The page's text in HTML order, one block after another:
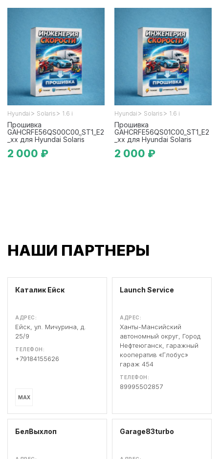
Hyundai > Solaris > 1.6 i
Прошивка
GAHCRFE56QS00C00_ST1_E2
_xx для Hyundai Solaris
2 000 ₽
Hyundai > Solaris > 1.6 i
Прошивка
GAHCRFE56QS01C00_ST1_E2
_xx для Hyundai Solaris
2 000 ₽
НАШИ ПАРТНЕРЫ
Каталик Ейск
АДРЕС:
Ейск, ул. Мичурина, д.
25/9
ТЕЛЕФОН:
+79184155626
MAX
Launch Service
АДРЕС:
Ханты-Мансийский
автономный округ, Город
Нефтеюганск, гаражный
кооператив «Глобус»
гараж 454
ТЕЛЕФОН:
89995502857
БелВыхлоп Garage83turbo